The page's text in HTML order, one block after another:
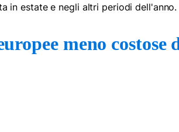
in estate e negli altri periodi dell'anno.
meno costose